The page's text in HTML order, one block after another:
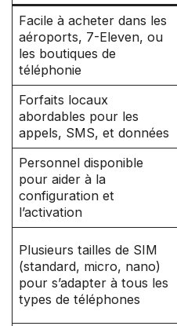
Facile à acheter dans les
aéroports, 7-Eleven, ou
les boutiques de
téléphonie
Forfaits locaux
abordables pour les
appels, SMS, et données
Personnel disponible
pour aider à la
configuration et
l’activation
Plusieurs tailles de SIM
(standard, micro, nano)
pour s’adapter à tous les
types de téléphones